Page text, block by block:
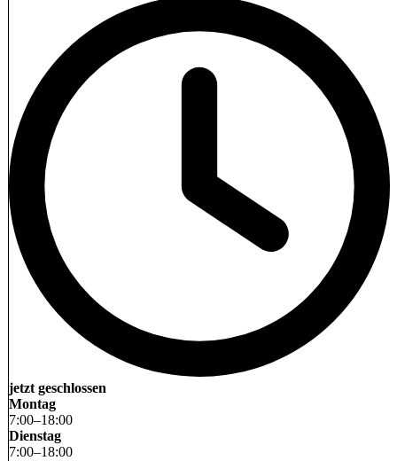
jetzt geschlossen
Montag
7:00–18:00
Dienstag
7:00–18:00